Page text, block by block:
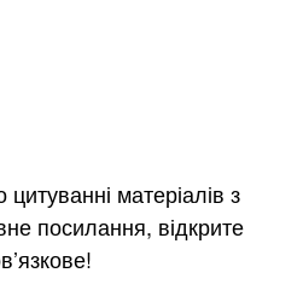
матеріалів з
посилання, відкрите